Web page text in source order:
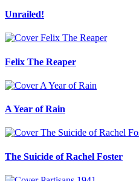
Unrailed!
Felix The Reaper
A Year of Rain
The Suicide of Rachel Foster